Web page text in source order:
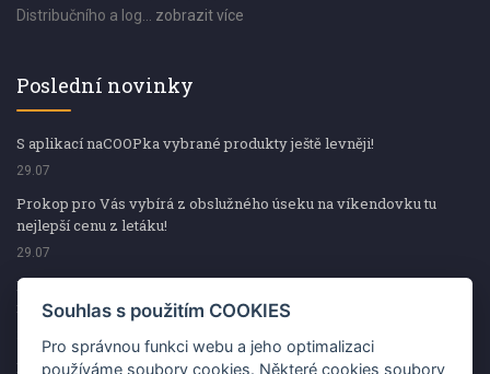
Distribučního a log... zobrazit více
Poslední novinky
S aplikací naCOOPka vybrané produkty ještě levněji!
29.07
Prokop pro Vás vybírá z obslužného úseku na víkendovku tu
nejlepší cenu z letáku!
29.07
Prokop pro Vás vybírá z obslužného úseku na víkendovku tu
nejlepší cenu z letáku!
Kup špekáčky od Váhaly a vyhraj s naCOOPkou sekerku Fiskars
Souhlas s použitím COOKIES
Pro správnou funkci webu a jeho optimalizaci
používáme soubory cookies. Některé cookies soubory